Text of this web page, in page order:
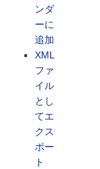
ンダ
ーに
追加
XML
ファ
イル
とし
てエ
クス
ポー
ト